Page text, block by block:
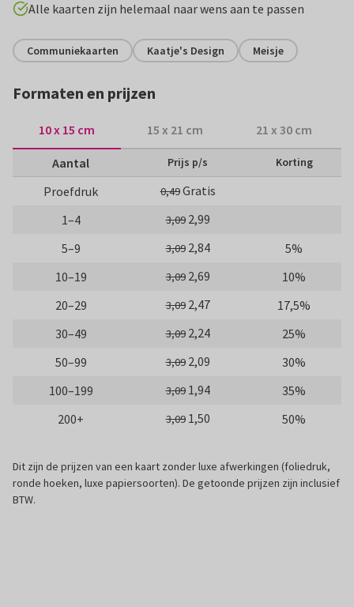
Alle kaarten zijn helemaal naar wens aan te passen
Communiekaarten Kaatje's Design Meisje
Formaten en prijzen
10 x 15 cm 15 x 21 cm 21 x 30 cm
Aantal Prijs p/s Korting
Proefdruk 0,49Gratis
1–4
3,09 2,99
5–9
3,09 2,84
5%
10–19
3,09 2,69
10%
20–29
3,09 2,47
17,5%
30–49
3,09 2,24
25%
50–99
3,09 2,09
30%
100–199
3,09 1,94
35%
200+
3,09 1,50 50%
Dit zijn de prijzen van een kaart zonder luxe afwerkingen (foliedruk,
ronde hoeken, luxe papiersoorten). De getoonde prijzen zijn inclusief
BTW.